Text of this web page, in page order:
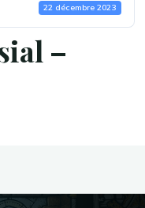
22 décembre 2023
–